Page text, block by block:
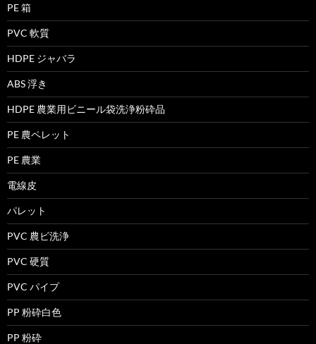
PE 箱
PVC 軟質
HDPE ジャバラ
ABS 浮き
HDPE 農業用ビニール袋洗浄粉砕品
PE 農ペレット
PE 農業
電線皮
パレット
PVC 農ビ洗浄
PVC 硬質
PVC パイプ
PP 粉砕白色
PP 粉砕